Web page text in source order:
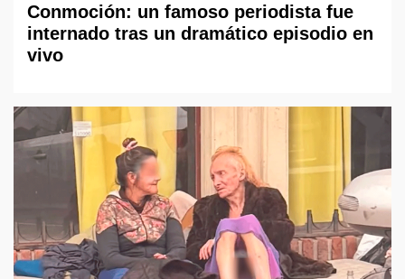
Conmoción: un famoso periodista fue
internado tras un dramático episodio en
vivo